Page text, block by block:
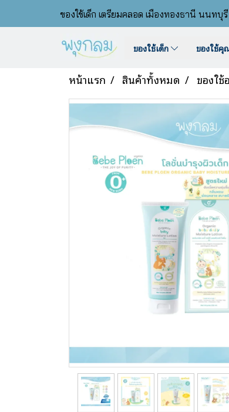
ของใช้เด็ก เตรียมคลอด เมืองทองธานี นนทบุรี
ของใช้เด็ก ของใช้
หน้าแรก สินค้าทั้งหมด ของใช้